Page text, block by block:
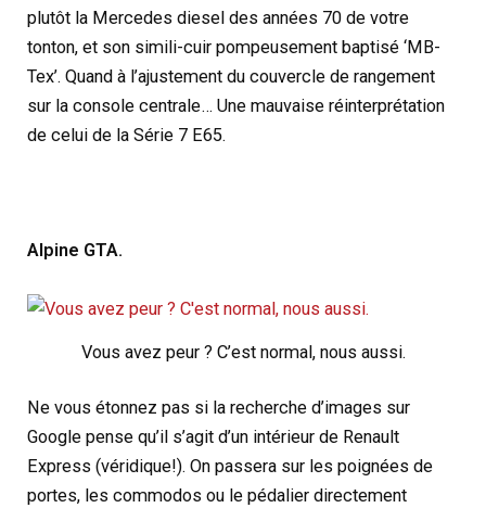
plutôt la Mercedes diesel des années 70 de votre
tonton, et son simili-cuir pompeusement baptisé ‘MB-
Tex’. Quand à l’ajustement du couvercle de rangement
sur la console centrale… Une mauvaise réinterprétation
de celui de la Série 7 E65.
Alpine GTA.
Vous avez peur ? C’est normal, nous aussi.
Ne vous étonnez pas si la recherche d’images sur
Google pense qu’il s’agit d’un intérieur de Renault
Express (véridique!). On passera sur les poignées de
portes, les commodos ou le pédalier directement